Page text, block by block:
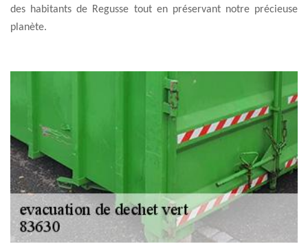
des habitants de Regusse tout en préservant notre précieuse
planète.